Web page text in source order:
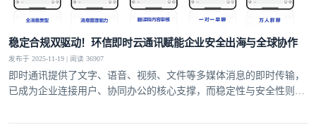
稳定合规双驱动！环信即时云通讯赋能企业安全出海与全球协作
发布于 2025-11-19 | 阅读 36907
即时通讯提供了文字、语音、视频、文件等多媒体消息的即时传输，
已成为企业连接用户、协同办公的核心支撑，而稳定性与安全性则是